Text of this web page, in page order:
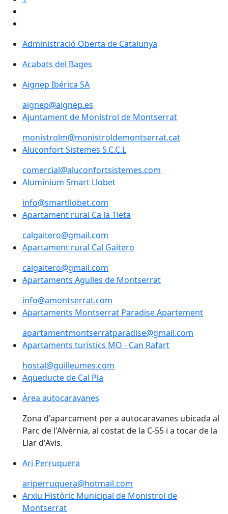
Administració Oberta de Catalunya
Administració Oberta de Catalunya
Acabats del Bages
Aignep Ibérica SA
aignep@aignep.es
Ajuntament de Monistrol de Montserrat
monistrolm@monistroldemontserrat.cat
Aluconfort Sistemes S.C.C.L
comercial@aluconfortsistemes.com
Aluminium Smart Llobet
info@smartllobet.com
Apartament rural Ca la Tieta
Apartament rural Ca la Tieta
calgaitero@gmail.com
Apartament rural Cal Gaitero
Apartament rural Cal Gaitero
calgaitero@gmail.com
Apartaments Agulles de Montserrat
Apartaments Agulles de Montserrat
info@amontserrat.com
Apartaments Montserrat Paradise Apartement
apartamentmontserratparadise@gmail.com
Apartaments turístics MO - Can Rafart
Apartaments turístics MO - Can Rafart
hostal@guilleumes.com
Aqüeducte de Cal Pla
Aqüeducte de Cal Pla
Àrea autocaravanes
Zona d'aparcament per a autocaravanes ubicada al
Parc de l'Alvèrnia, al costat de la C-55 i a tocar de la
Llar d'Avis.
Ari Perruquera
Ari Perruquera
ariperruquera@hotmail.com
Arxiu Històric Municipal de Monistrol de
Montserrat